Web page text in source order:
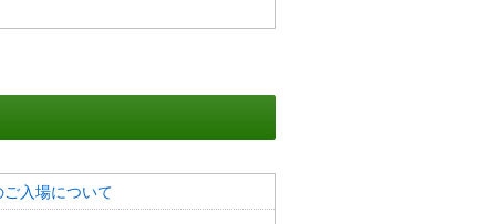
入場について